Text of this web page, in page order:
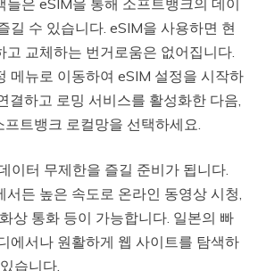
들은 eSIM을 통해 소프트뱅크의 데이
길 수 있습니다. eSIM을 사용하면 현
고 교체하는 번거로움은 없어집니다.
메뉴로 이동하여 eSIM 설정을 시작하
결하고 로밍 서비스를 활성화한 다음,
트뱅크 로컬망을 선택하세요.
이터 무제한을 즐길 준비가 됩니다.
서든 높은 속도로 온라인 동영상 시청,
상 통화 등이 가능합니다. 일본의 빠
에서나 원활하게 웹 사이트를 탐색하
습니다.